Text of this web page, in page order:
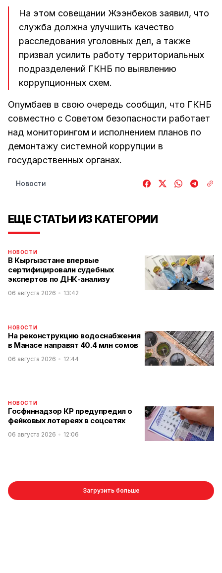
На этом совещании Жээнбеков заявил, что
служба должна улучшить качество
расследования уголовных дел, а также
призвал усилить работу территориальных
подразделений ГКНБ по выявлению
коррупционных схем.
Опумбаев в свою очередь сообщил, что ГКНБ
совместно с Советом безопасности работает
над мониторингом и исполнением планов по
демонтажу системной коррупции в
государственных органах.
Новости
ЕЩЕ СТАТЬИ ИЗ КАТЕГОРИИ
НОВОСТИ
В Кыргызстане впервые
сертифицировали судебных
экспертов по ДНК-анализу
06 августа 2026 13:42
НОВОСТИ
На реконструкцию водоснабжения
в Манасе направят 40.4 млн сомов
06 августа 2026 12:44
НОВОСТИ
Госфиннадзор КР предупредил о
фейковых лотереях в соцсетях
06 августа 2026 12:06
Загрузить больше